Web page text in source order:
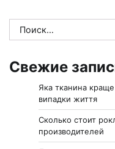
Найти:
Свежие
Яка тканина краще
випадки життя
Сколько стоит
производителей